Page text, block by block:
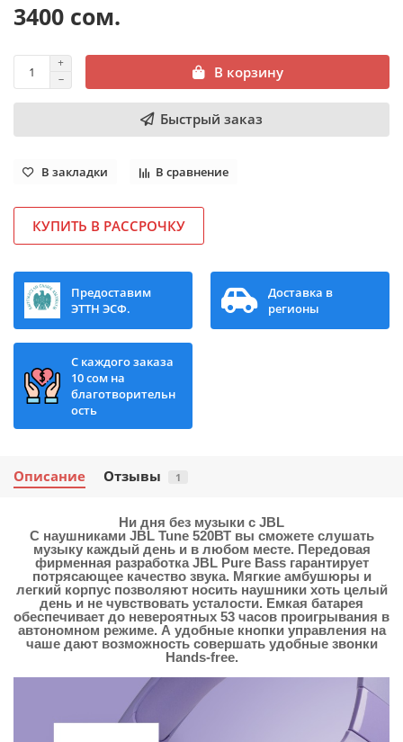
3400 сом.
В корзину
Быстрый заказ
В закладки В сравнение
КУПИТЬ В РАССРОЧКУ
Предоставим
ЭТТН ЭСФ.
Доставка в
регионы
С каждого заказа
10 сом на
благотворительн
ость
Описание Отзывы 1
Ни дня без музыки с JBL
С наушниками JBL Tune 520ВТ вы сможете слушать
музыку каждый день и в любом месте. Передовая
фирменная разработка JBL Pure Bass гарантирует
потрясающее качество звука. Мягкие амбушюры и
легкий корпус позволяют носить наушники хоть целый
день и не чувствовать усталости. Емкая батарея
обеспечивает до невероятных 53 часов проигрывания в
автономном режиме. А удобные кнопки управления на
чаше дают возможность совершать удобные звонки
Hands-free.